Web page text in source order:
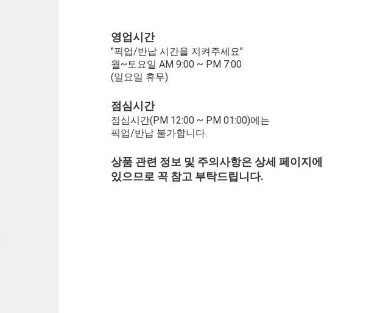
영업시간
"픽업/반납 시간을 지켜주세요"
월~토요일 AM 9:00 ~ PM 7:00
(일요일 휴무)
점심시간
점심시간(PM 12:00 ~ PM 01:00)에는
픽업/반납 불가합니다.
상품 관련 정보 및 주의사항은 상세 페이지에
있으므로 꼭 참고 부탁드립니다.